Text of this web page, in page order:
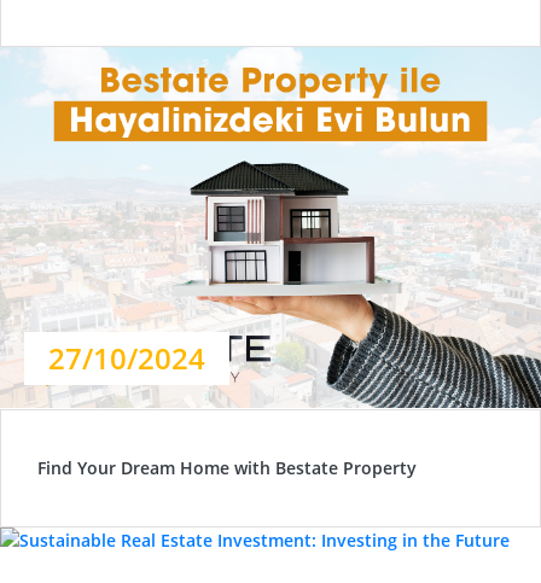
27/10/2024
Find Your Dream Home with Bestate Property